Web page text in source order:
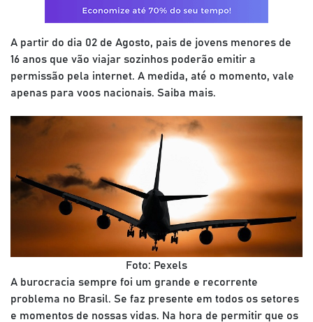
A partir do dia 02 de Agosto, pais de jovens menores de
16 anos que vão viajar sozinhos poderão emitir a
permissão pela internet. A medida, até o momento, vale
apenas para voos nacionais. Saiba mais.
Foto: Pexels
A burocracia sempre foi um grande e recorrente
problema no Brasil. Se faz presente em todos os setores
e momentos de nossas vidas. Na hora de permitir que os